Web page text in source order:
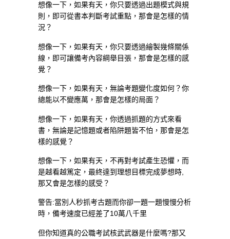
想像一下，如果有天，你只要透過出題模式與規
則，即可從書本判斷考試重點，那會是怎樣的情
況？
想像一下，如果有天，你只要透過繪製幾條關係
線，即可讓備考內容綱舉目張，那會是怎樣的感
覺？
想像一下，如果有天，無論考題變化度如何？你
總能以不變應萬，那會是怎樣的局面？
想像一下，如果有天，你透過抓題的方式來看
書，無論是記憶題或者陷阱題皆不怕，那會是怎
樣的感覺？
想像一下，如果有天，不再對考試產生恐懼，而
是越看越篤定，最終達到理想目標完成夢想時,
那又會是怎樣的感受？
警告:當別人秒抓考古題而你卻一題一題慢慢分析
時，備考速度已經差了10萬八千里
但你知道真的公職考試核武武器是什麼嗎?那又